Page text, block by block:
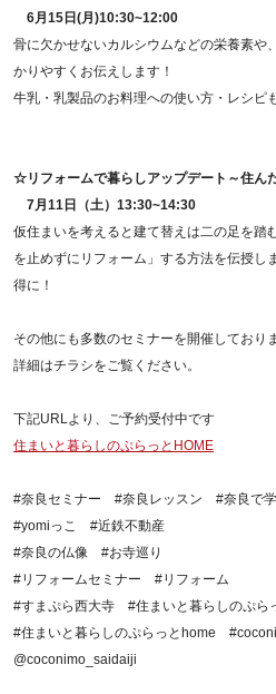
6月15日(月)10:30~12:00
骨に欠かせないカルシウムなどの栄養素や
かりやすくお伝えします！
牛乳・乳製品のお料理への使い方・レシピ
☆リフォームで暮らしアップデート～住ん
7月11日（土） 13:30~14:30
仮住まいを考えると建て替えは二の足を
を止めずにリフォーム」する方法を伝授し
得に！
その他にも多数のセミナーを開催しており
詳細はチラシをご覧ください。
下記URLより、ご予約受付中です
住まいと暮らしのぷらっとHOME
#奈良セミナー #奈良レッスン #奈良で
#yomiっこ #近鉄不動産
#奈良の仏像 #お寺巡り
#リフォームセミナー #リフォーム
#すまぷら西大寺 #住まいと暮らしのぷ
#住まいと暮らしのぷらっとhome
@coconimo_saidaiji